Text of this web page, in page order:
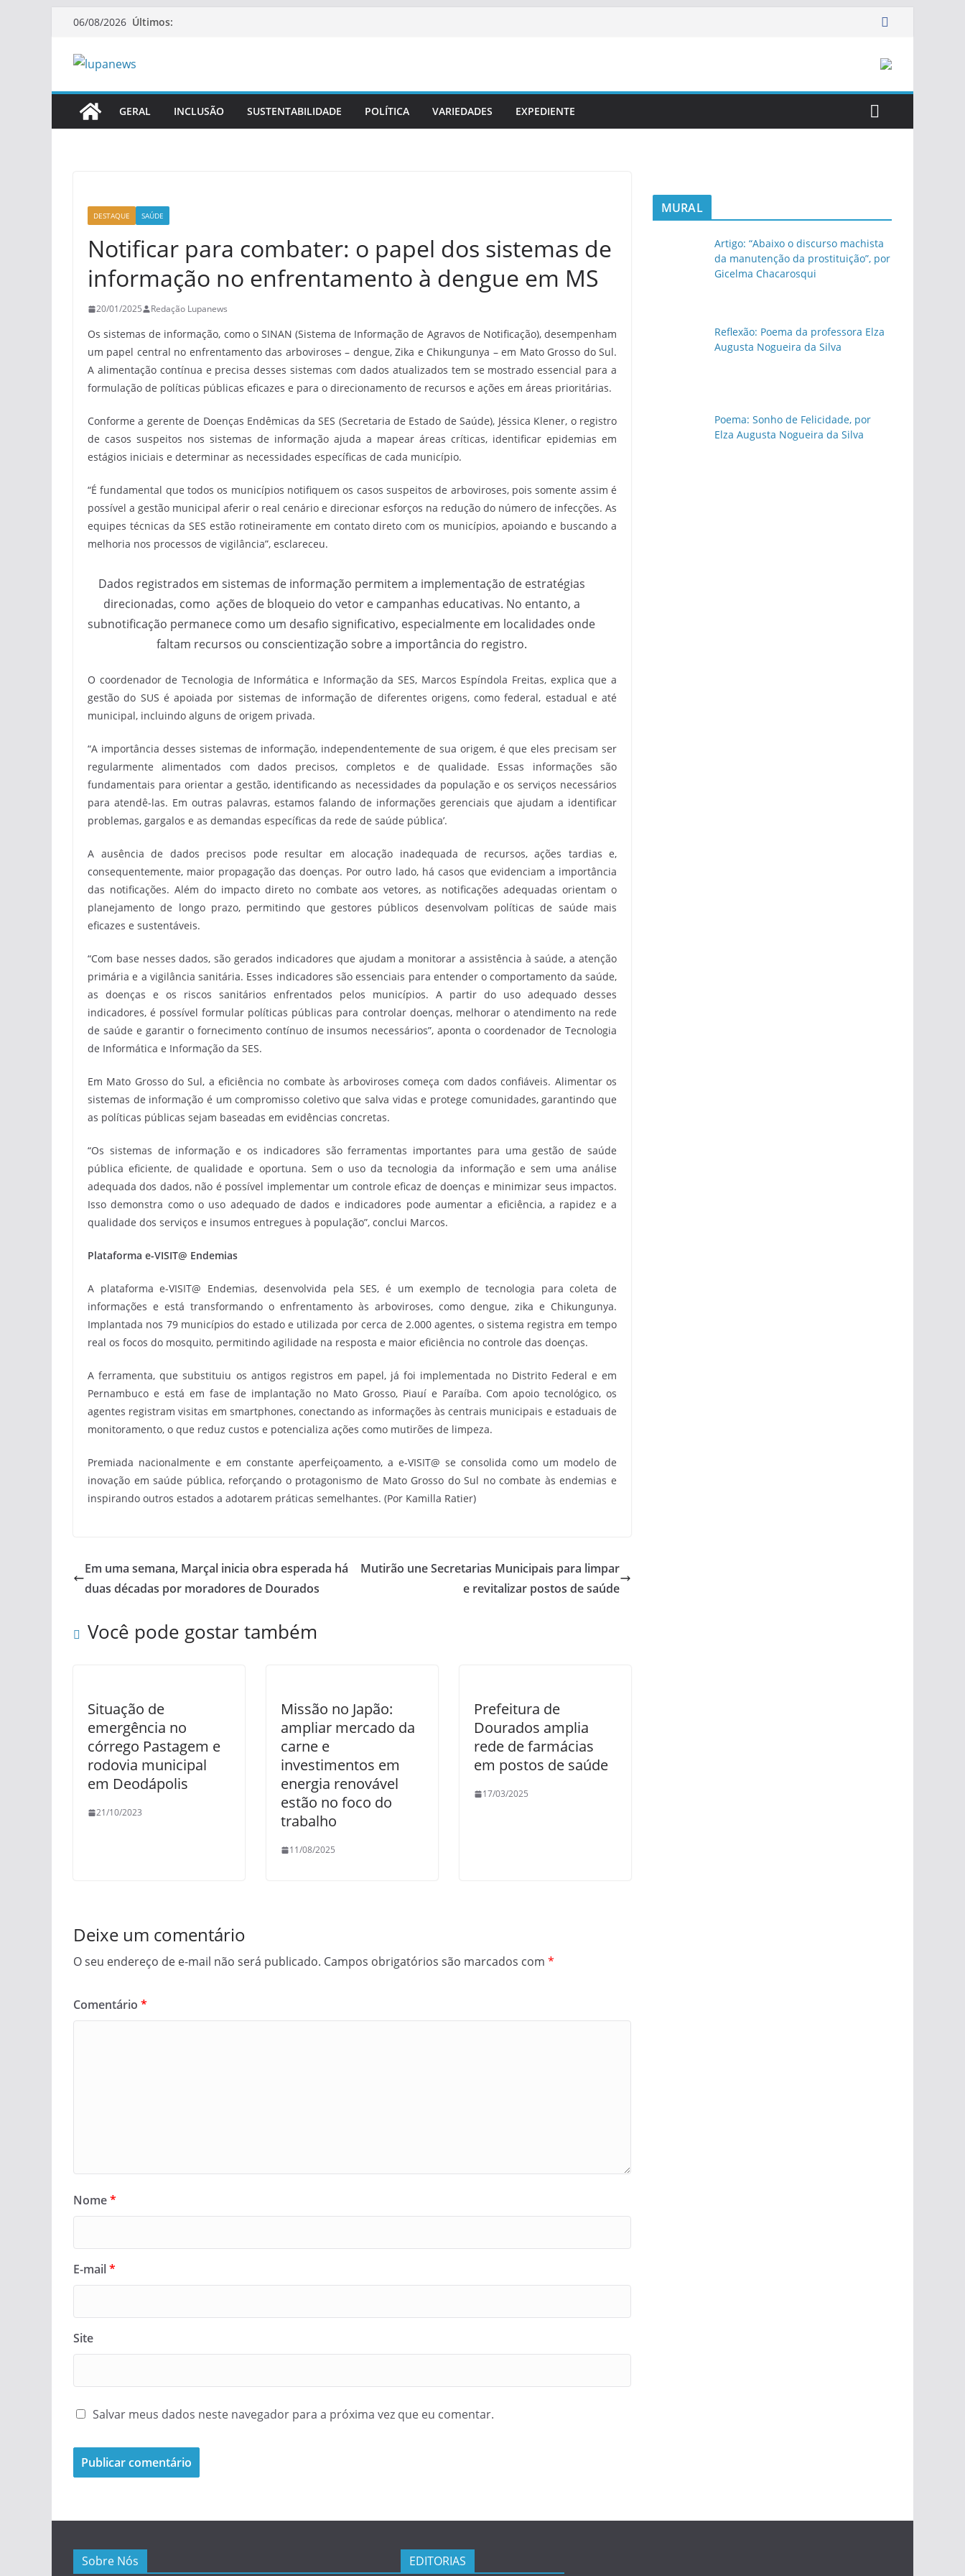
Pular06/08/2026 Últimos:
GERAL INCLUSÃO SUSTENTABILIDADE POLÍTICA VARIEDADES EXPEDIENTE
DESTAQUE SAÚDE
Notificar para combater: o papel dos sistemas de
informação no enfrentamento à dengue em MS
20/01/2025 Redação Lupanews
Os sistemas de informação, como o SINAN (Sistema de Informação de Agravos de Notificação), desempenham
um papel central no enfrentamento das arboviroses – dengue, Zika e Chikungunya – em Mato Grosso do Sul.
A alimentação contínua e precisa desses sistemas com dados atualizados tem se mostrado essencial para a
formulação de políticas públicas eficazes e para o direcionamento de recursos e ações em áreas prioritárias.
Conforme a gerente de Doenças Endêmicas da SES (Secretaria de Estado de Saúde), Jéssica Klener, o registro
de casos suspeitos nos sistemas de informação ajuda a mapear áreas críticas, identificar epidemias em
estágios iniciais e determinar as necessidades específicas de cada município.
“É fundamental que todos os municípios notifiquem os casos suspeitos de arboviroses, pois somente assim é
possível a gestão municipal aferir o real cenário e direcionar esforços na redução do número de infecções. As
equipes técnicas da SES estão rotineiramente em contato direto com os municípios, apoiando e buscando a
melhoria nos processos de vigilância”, esclareceu.
Dados registrados em sistemas de informação permitem a implementação de estratégias
direcionadas, como ações de bloqueio do vetor e campanhas educativas. No entanto, a
subnotificação permanece como um desafio significativo, especialmente em localidades onde
faltam recursos ou conscientização sobre a importância do registro.
O coordenador de Tecnologia de Informática e Informação da SES, Marcos Espíndola Freitas, explica que a
gestão do SUS é apoiada por sistemas de informação de diferentes origens, como federal, estadual e até
municipal, incluindo alguns de origem privada.
“A importância desses sistemas de informação, independentemente de sua origem, é que eles precisam ser
regularmente alimentados com dados precisos, completos e de qualidade. Essas informações são
fundamentais para orientar a gestão, identificando as necessidades da população e os serviços necessários
para atendê-las. Em outras palavras, estamos falando de informações gerenciais que ajudam a identificar
problemas, gargalos e as demandas específicas da rede de saúde pública’.
A ausência de dados precisos pode resultar em alocação inadequada de recursos, ações tardias e,
consequentemente, maior propagação das doenças. Por outro lado, há casos que evidenciam a importância
das notificações. Além do impacto direto no combate aos vetores, as notificações adequadas orientam o
planejamento de longo prazo, permitindo que gestores públicos desenvolvam políticas de saúde mais
eficazes e sustentáveis.
“Com base nesses dados, são gerados indicadores que ajudam a monitorar a assistência à saúde, a atenção
primária e a vigilância sanitária. Esses indicadores são essenciais para entender o comportamento da saúde,
as doenças e os riscos sanitários enfrentados pelos municípios. A partir do uso adequado desses
indicadores, é possível formular políticas públicas para controlar doenças, melhorar o atendimento na rede
de saúde e garantir o fornecimento contínuo de insumos necessários”, aponta o coordenador de Tecnologia
de Informática e Informação da SES.
Em Mato Grosso do Sul, a eficiência no combate às arboviroses começa com dados confiáveis. Alimentar os
sistemas de informação é um compromisso coletivo que salva vidas e protege comunidades, garantindo que
as políticas públicas sejam baseadas em evidências concretas.
“Os sistemas de informação e os indicadores são ferramentas importantes para uma gestão de saúde
pública eficiente, de qualidade e oportuna. Sem o uso da tecnologia da informação e sem uma análise
adequada dos dados, não é possível implementar um controle eficaz de doenças e minimizar seus impactos.
Isso demonstra como o uso adequado de dados e indicadores pode aumentar a eficiência, a rapidez e a
qualidade dos serviços e insumos entregues à população”, conclui Marcos.
Plataforma e-VISIT@ Endemias
A plataforma e-VISIT@ Endemias, desenvolvida pela SES, é um exemplo de tecnologia para coleta de
informações e está transformando o enfrentamento às arboviroses, como dengue, zika e Chikungunya.
Implantada nos 79 municípios do estado e utilizada por cerca de 2.000 agentes, o sistema registra em tempo
real os focos do mosquito, permitindo agilidade na resposta e maior eficiência no controle das doenças.
A ferramenta, que substituiu os antigos registros em papel, já foi implementada no Distrito Federal e em
Pernambuco e está em fase de implantação no Mato Grosso, Piauí e Paraíba. Com apoio tecnológico, os
agentes registram visitas em smartphones, conectando as informações às centrais municipais e estaduais de
monitoramento, o que reduz custos e potencializa ações como mutirões de limpeza.
Premiada nacionalmente e em constante aperfeiçoamento, a e-VISIT@ se consolida como um modelo de
inovação em saúde pública, reforçando o protagonismo de Mato Grosso do Sul no combate às endemias e
inspirando outros estados a adotarem práticas semelhantes. (Por Kamilla Ratier)
Em uma semana, Marçal inicia obra esperada há
duas décadas por moradores de Dourados
Mutirão une Secretarias Municipais para limpar
e revitalizar postos de saúde
Você pode gostar também
Situação de
emergência no
córrego Pastagem e
rodovia municipal
em Deodápolis
21/10/2023
Missão no Japão:
ampliar mercado da
carne e
investimentos em
energia renovável
estão no foco do
trabalho
11/08/2025
Prefeitura de
Dourados amplia
rede de farmácias
em postos de saúde
17/03/2025
Deixe um comentário
O seu endereço de e-mail não será publicado. Campos obrigatórios são marcados com *
Comentário *
Nome*
E-mail*
Site
Salvar meus dados neste navegador para a próxima vez que eu comentar.
MURAL
Artigo: “Abaixo o discurso machista
da manutenção da prostituição”, por
Gicelma Chacarosqui
Reflexão: Poema da professora Elza
Augusta Nogueira da Silva
Poema: Sonho de Felicidade, por
Elza Augusta Nogueira da Silva
Sobre Nós EDITORIAS